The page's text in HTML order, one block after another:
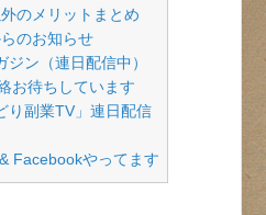
のメリットまとめ
のお知らせ
ン（連日配信中）
お待ちしています
り副業TV」連日配信
Facebookやってます